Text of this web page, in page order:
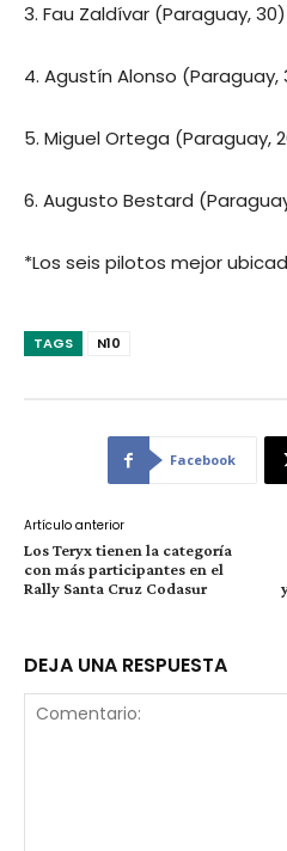
3. Fau Zaldívar (Paraguay, 30)
4. Agustín Alonso (Paraguay,
5. Miguel Ortega (Paraguay,
6. Augusto Bestard
*Los seis pilotos mejor
TAGS N10
Facebook
Artículo anterior
Los Teryx tienen la categoría
con más participantes en el
Rally Santa Cruz Codasur
DEJA UNA RESPUESTA